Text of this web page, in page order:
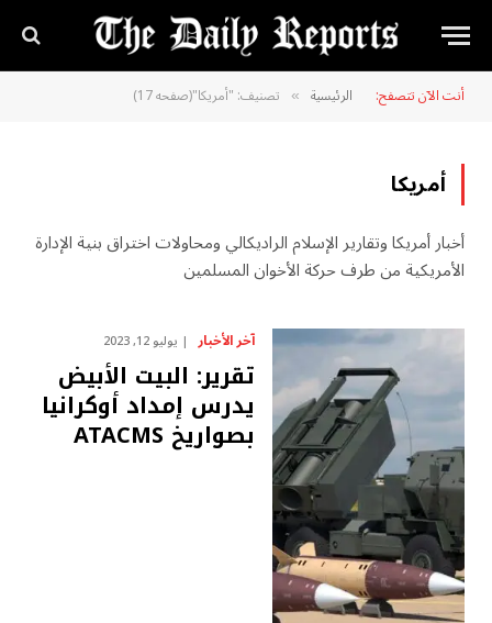
أنت الآن تتصفح: الرئيسية » تصنيف: "أمريكا"(صفحه 17)
أمريكا
أخبار أمريكا وتقارير الإسلام الراديكالي ومحاولات اختراق بنية الإدارة
الأمريكية من طرف حركة الأخوان المسلمين
آخر الأخبار يوليو 12, 2023
تقرير: البيت الأبيض
يدرس إمداد أوكرانيا
بصواريخ ATACMS